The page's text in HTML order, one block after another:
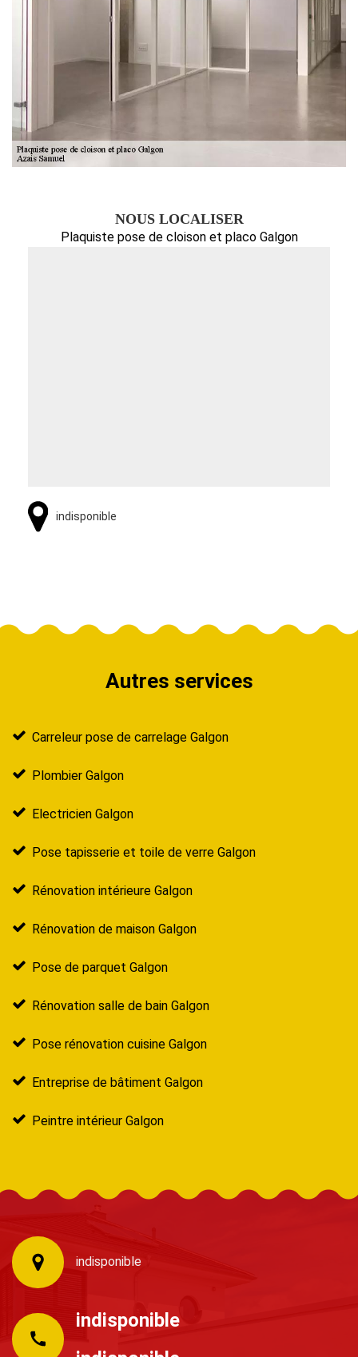
NOUS LOCALISER
Plaquiste pose de cloison et placo Galgon
indisponible
Autres services
Carreleur pose de carrelage Galgon
Plombier Galgon
Electricien Galgon
Pose tapisserie et toile de verre Galgon
Rénovation intérieure Galgon
Rénovation de maison Galgon
Pose de parquet Galgon
Rénovation salle de bain Galgon
Pose rénovation cuisine Galgon
Entreprise de bâtiment Galgon
Peintre intérieur Galgon
indisponible
indisponible